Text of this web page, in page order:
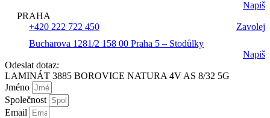
Napiš
PRAHA
+420 222 722 450
Zavolej
Bucharova 1281/2 158 00 Praha 5 – Stodůlky
Napiš
Odeslat dotaz:
LAMINÁT 3885 BOROVICE NATURA 4V AS 8/32 5G
Jméno
Společnost
Email